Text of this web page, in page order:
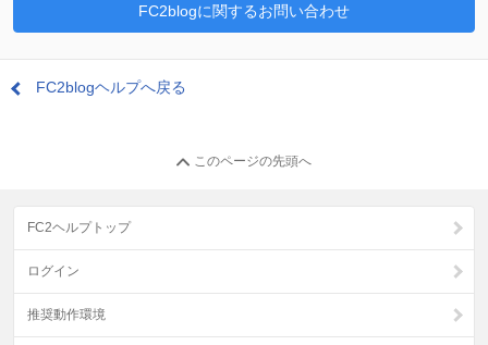
FC2blogに関するお問い合わせ
FC2blogヘルプへ戻る
このページの先頭へ
FC2ヘルプトップ
ログイン
推奨動作環境